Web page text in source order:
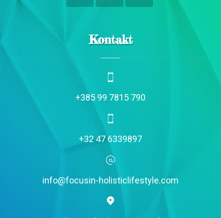
Kontakt
+385 99 7815 790
+32 47 6339897
info@focusin-holisticlifestyle.com